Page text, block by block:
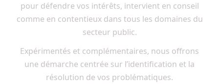
pour défendre vos intérêts, intervient en conseil
comme en contentieux dans tous les domaines du
secteur public.
Expérimentés et complémentaires, nous offrons
une démarche centrée sur l’identification et la
résolution de vos problématiques.